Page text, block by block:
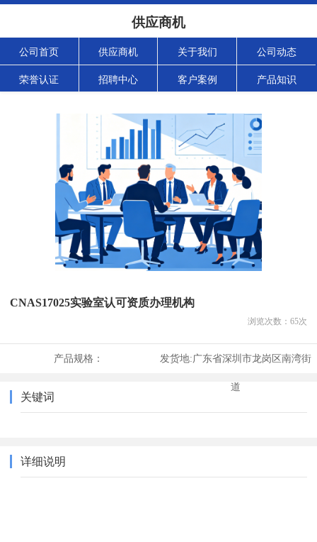
供应商机
公司首页 供应商机 关于我们 公司动态
荣誉认证 招聘中心 客户案例 产品知识
CNAS17025实验室认可资质办理机构
浏览次数： 65次
产品规格： 发货地:广东省深圳市龙岗区南湾街
道
关键词
详细说明